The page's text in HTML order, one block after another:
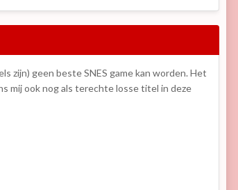
zijn) geen beste SNES game kan worden. Het
mij ook nog als terechte losse titel in deze